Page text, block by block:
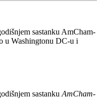
sastanku AmCham-
u Washingtonu DC-u i
sastanku AmCham-